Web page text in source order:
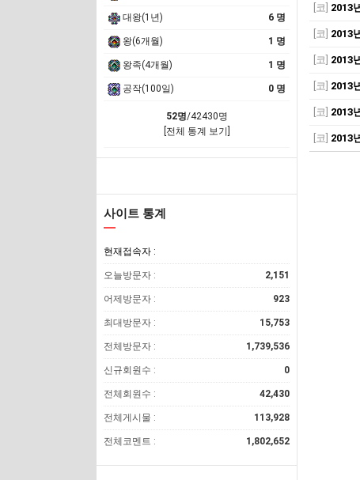
대왕(1년) 6 명
왕(6개월) 1 명
왕족(4개월) 1 명
공작(100일) 0 명
52명/42430명
[전체 통계 보기]
사이트 통계
현재접속자 :
오늘방문자 : 2,151
어제방문자 : 923
최대방문자 : 15,753
전체방문자 : 1,739,536
신규회원수 : 0
전체회원수 : 42,430
전체게시물 : 113,928
전체코멘트 : 1,802,652
[코] 2013
[코] 2013
[코] 2013
[코] 2013
[코] 2013
[코] 2013